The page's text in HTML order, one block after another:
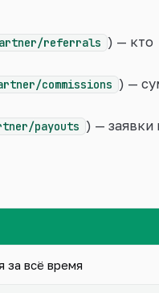
referrals ) — кто
commissions ) —
payouts ) — заявки
за всё время